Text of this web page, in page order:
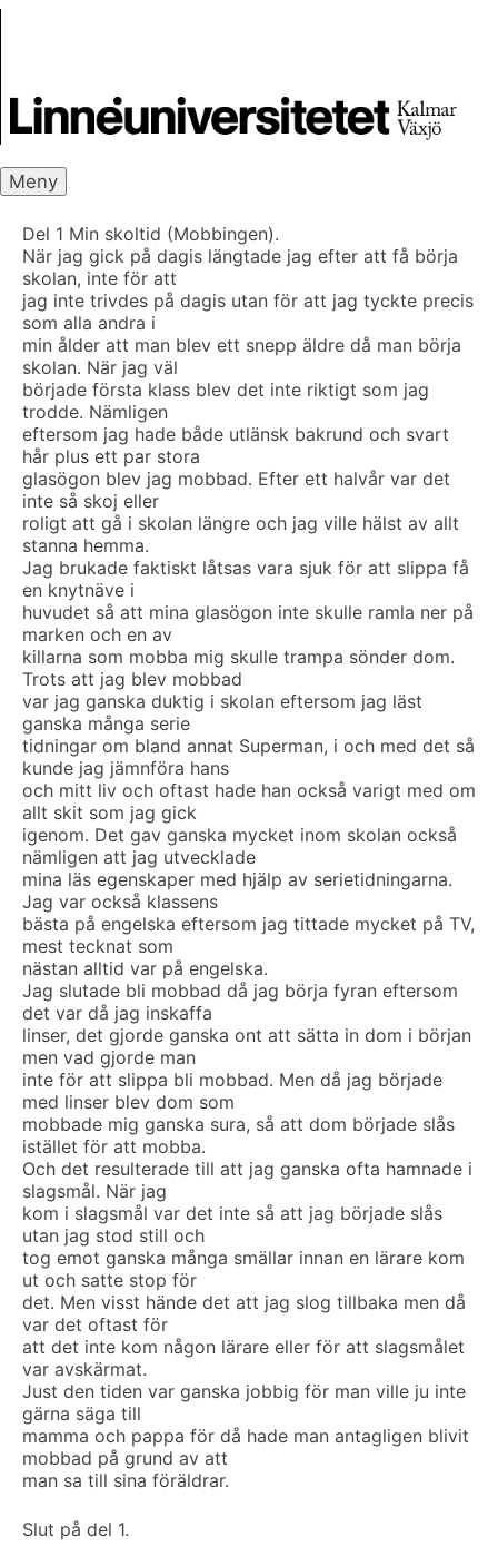
Meny
Del 1 Min skoltid (Mobbingen).
När jag gick på dagis längtade jag efter att få börja
skolan, inte för att
jag inte trivdes på dagis utan för att jag tyckte precis
som alla andra i
min ålder att man blev ett snepp äldre då man börja
skolan. När jag väl
började första klass blev det inte riktigt som jag
trodde. Nämligen
eftersom jag hade både utlänsk bakrund och svart
hår plus ett par stora
glasögon blev jag mobbad. Efter ett halvår var det
inte så skoj eller
roligt att gå i skolan längre och jag ville hälst av allt
stanna hemma.
Jag brukade faktiskt låtsas vara sjuk för att slippa få
en knytnäve i
huvudet så att mina glasögon inte skulle ramla ner på
marken och en av
killarna som mobba mig skulle trampa sönder dom.
Trots att jag blev mobbad
var jag ganska duktig i skolan eftersom jag läst
ganska många serie
tidningar om bland annat Superman, i och med det så
kunde jag jämnföra hans
och mitt liv och oftast hade han också varigt med om
allt skit som jag gick
igenom. Det gav ganska mycket inom skolan också
nämligen att jag utvecklade
mina läs egenskaper med hjälp av serietidningarna.
Jag var också klassens
bästa på engelska eftersom jag tittade mycket på TV,
mest tecknat som
nästan alltid var på engelska.
Jag slutade bli mobbad då jag börja fyran eftersom
det var då jag inskaffa
linser, det gjorde ganska ont att sätta in dom i början
men vad gjorde man
inte för att slippa bli mobbad. Men då jag började
med linser blev dom som
mobbade mig ganska sura, så att dom började slås
istället för att mobba.
Och det resulterade till att jag ganska ofta hamnade i
slagsmål. När jag
kom i slagsmål var det inte så att jag började slås
utan jag stod still och
tog emot ganska många smällar innan en lärare kom
ut och satte stop för
det. Men visst hände det att jag slog tillbaka men då
var det oftast för
att det inte kom någon lärare eller för att slagsmålet
var avskärmat.
Just den tiden var ganska jobbig för man ville ju inte
gärna säga till
mamma och pappa för då hade man antagligen blivit
mobbad på grund av att
man sa till sina föräldrar.
Slut på del 1.